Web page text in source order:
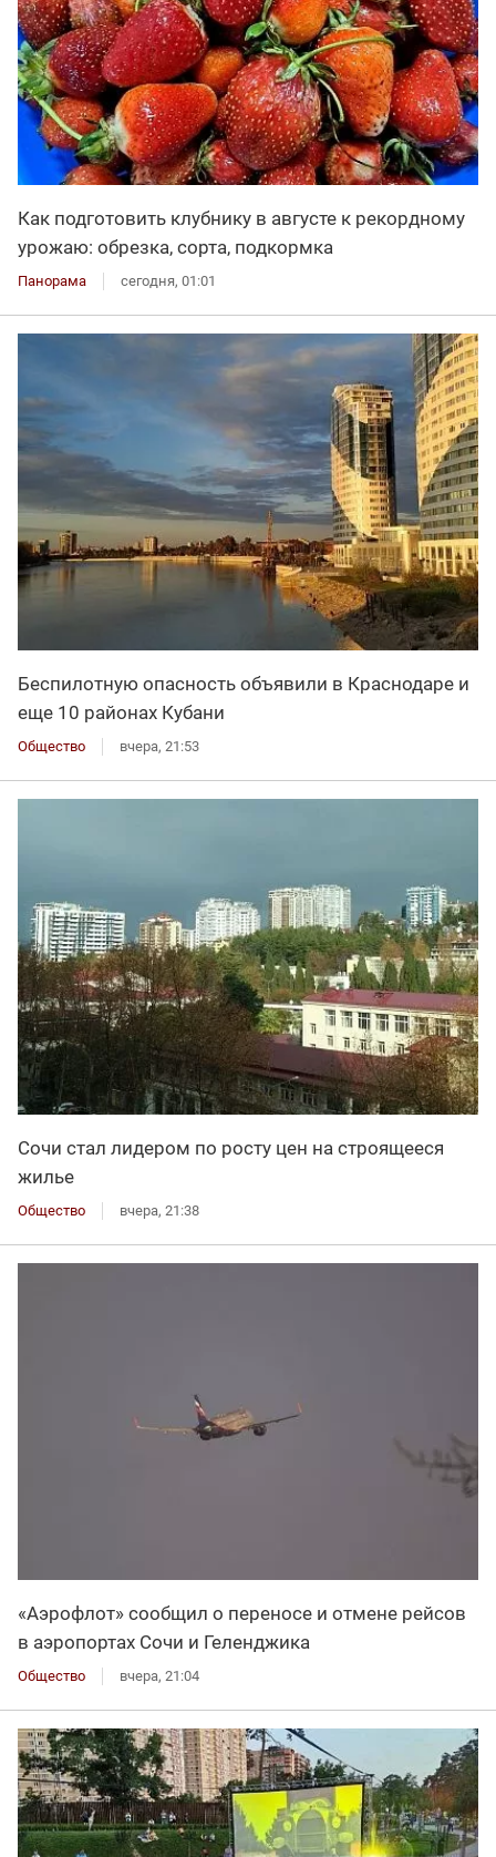
Как подготовить клубнику в августе к рекордному
урожаю: обрезка, сорта, подкормка
Панорама сегодня, 01:01
Беспилотную опасность объявили в Краснодаре и
еще 10 районах Кубани
Общество вчера, 21:53
Сочи стал лидером по росту цен на строящееся
жилье
Общество вчера, 21:38
«Аэрофлот» сообщил о переносе и отмене рейсов
в аэропортах Сочи и Геленджика
Общество вчера, 21:04